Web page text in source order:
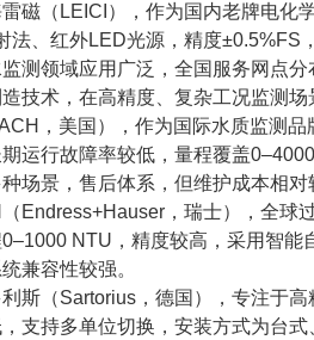
磁（LEICI），作为国内老牌电化
法、红外LED光源，精度
测领域应用广泛，全国服务网点
技术，在高精度、复杂工况监测
，美国），作为国际水质监测
运行故障率较低，量程覆盖
场景，售后体系，但维护成本相对
Endress+Hauser，瑞士），全球
NTU，精度较高，采用智
兼容性较强。
斯（Sartorius，德国），专注于
支持多单位切换，安装方式为台